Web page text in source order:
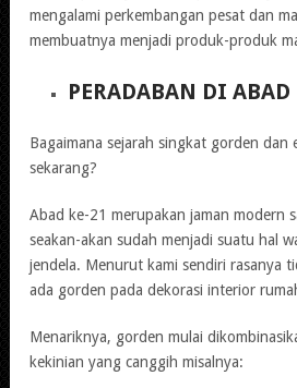
mengalami perkembangan pesat dan
membuatnya menjadi produk-produk
PERADABAN DI ABAD
Bagaimana sejarah singkat gorden dan
sekarang?
Abad ke-21 merupakan jaman modern
seakan-akan sudah menjadi suatu hal
jendela. Menurut kami sendiri rasanya
ada gorden pada dekorasi interior
Menariknya, gorden mulai
kekinian yang canggih misalnya: